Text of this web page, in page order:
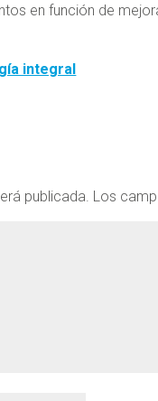
en función de
integral
publicada. Los